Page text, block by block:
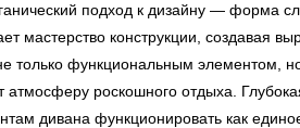
подход к дизайну —
мастерство конструкции,
не только функциональным
роскошного отдыха.
дивана функционировать как